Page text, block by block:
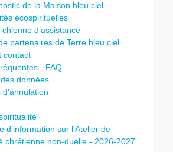
de la Maison bleu ciel
écospirituelles
d’assistance
partenaires de Terre bleu ciel
contact
- FAQ
données
d’information sur l’Atelier de
chrétienne non-duelle - 2026-2027